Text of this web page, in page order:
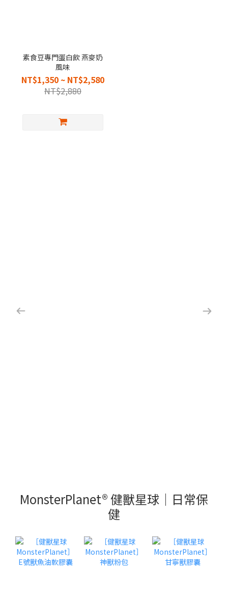
素食豆專門蛋白飲 燕麥奶
風味
NT$1,350 ~ NT$2,580
NT$2,880
MonsterPlanet® 健獸星球｜日常保
健